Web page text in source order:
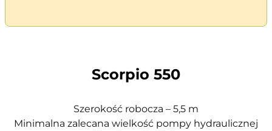
Scorpio 550
Szerokość robocza – 5,5 m
Minimalna zalecana wielkość pompy hydraulicznej